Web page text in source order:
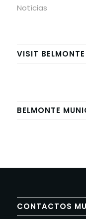
Notícias
VISIT BELMONTE
BELMONTE
CONTACTOS